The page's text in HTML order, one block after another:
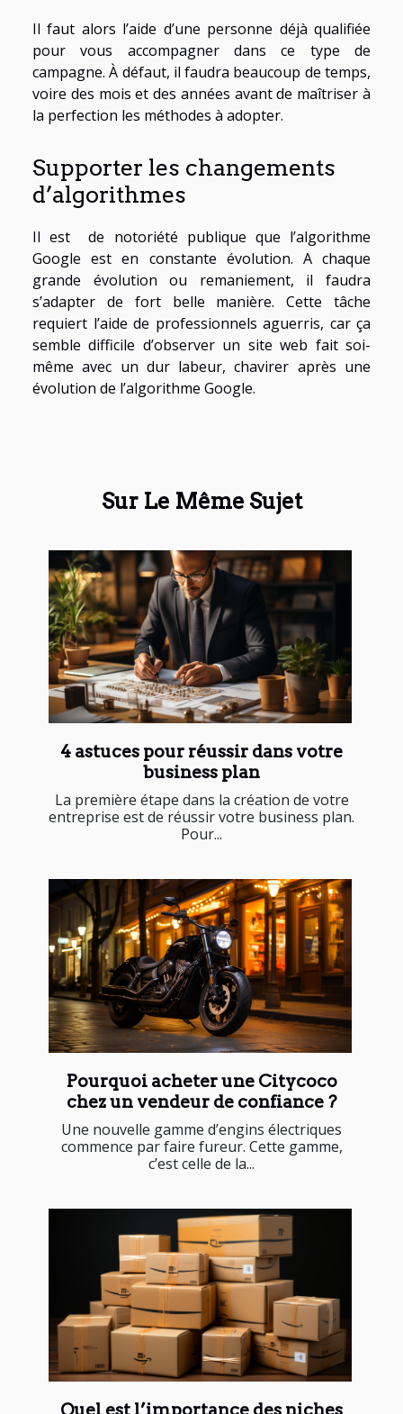
Il faut alors l’aide d’une personne déjà qualifiée
pour vous accompagner dans ce type de
campagne. À défaut, il faudra beaucoup de temps,
voire des mois et des années avant de maîtriser à
la perfection les méthodes à adopter.
Supporter les changements
d’algorithmes
Il est de notoriété publique que l’algorithme
Google est en constante évolution. A chaque
grande évolution ou remaniement, il faudra
s’adapter de fort belle manière. Cette tâche
requiert l’aide de professionnels aguerris, car ça
semble difficile d’observer un site web fait soi-
même avec un dur labeur, chavirer après une
évolution de l’algorithme Google.
Sur Le Même Sujet
4 astuces pour réussir dans votre
business plan
La première étape dans la création de votre
entreprise est de réussir votre business plan.
Pour...
Pourquoi acheter une Citycoco
chez un vendeur de confiance ?
Une nouvelle gamme d’engins électriques
commence par faire fureur. Cette gamme,
c’est celle de la...